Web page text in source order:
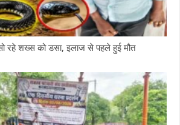
रहे शख्स को डसा, इलाज से पहले हुई मौत